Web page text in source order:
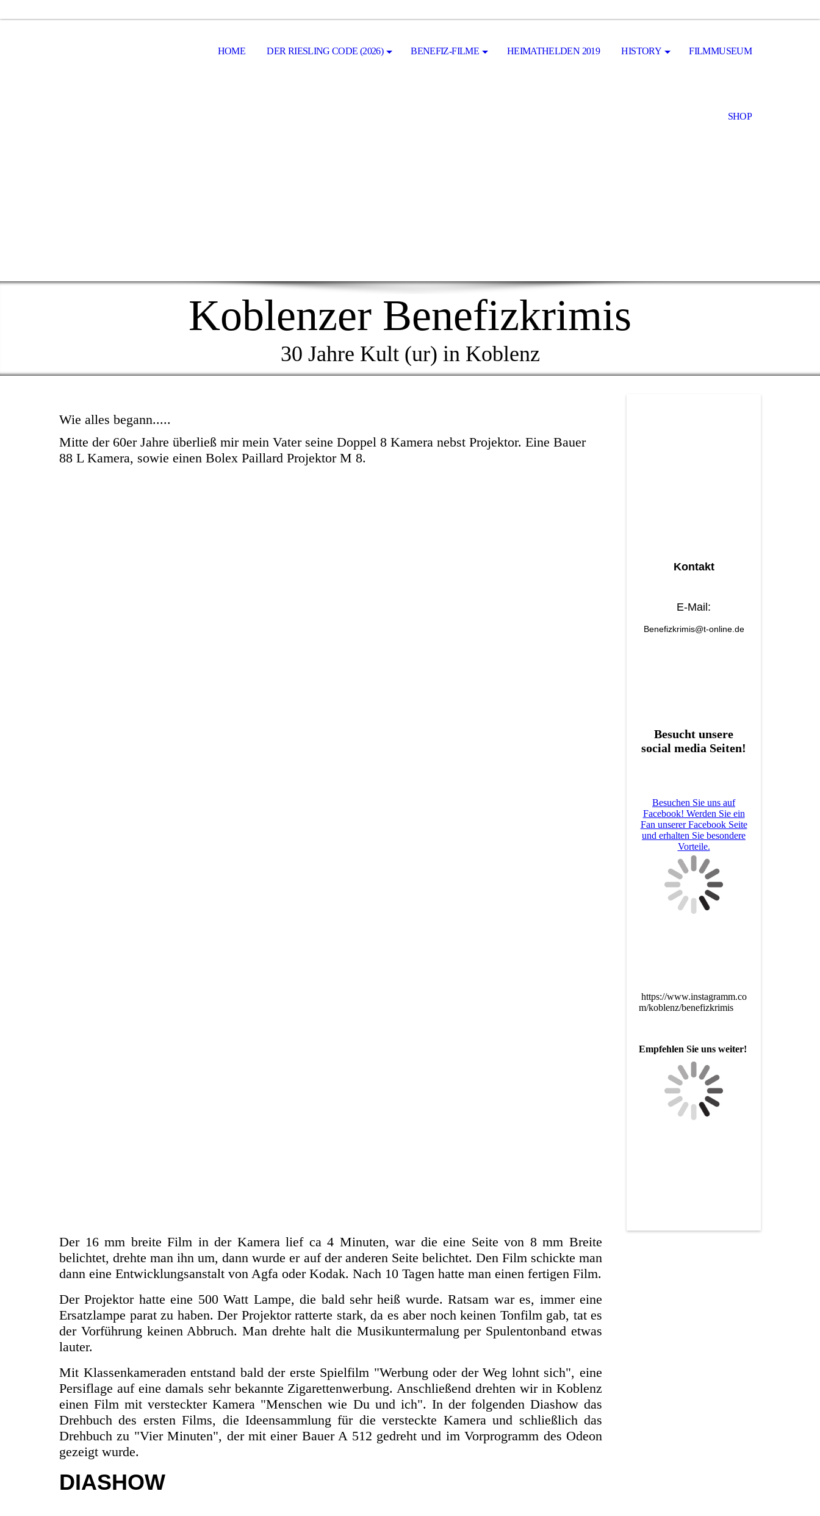
HOME DER RIESLING CODE (2026) BENEFIZ-FILME HEIMATHELDEN 2019 HISTORY FILMMUSEUM
SHOP
Koblenzer Benefizkrimis
30 Jahre Kult (ur) in Koblenz
Wie alles begann.....
Mitte der 60er Jahre überließ mir mein Vater seine Doppel 8 Kamera nebst Projektor. Eine Bauer
88 L Kamera, sowie einen Bolex Paillard Projektor M 8.
Der 16 mm breite Film in der Kamera lief ca 4 Minuten, war die eine Seite von 8 mm Breite
belichtet, drehte man ihn um, dann wurde er auf der anderen Seite belichtet. Den Film schickte man
dann eine Entwicklungsanstalt von Agfa oder Kodak. Nach 10 Tagen hatte man einen fertigen Film.
Der Projektor hatte eine 500 Watt Lampe, die bald sehr heiß wurde. Ratsam war es, immer eine
Ersatzlampe parat zu haben. Der Projektor ratterte stark, da es aber noch keinen Tonfilm gab, tat es
der Vorführung keinen Abbruch. Man drehte halt die Musikuntermalung per Spulentonband etwas
lauter.
Mit Klassenkameraden entstand bald der erste Spielfilm "Werbung oder der Weg lohnt sich", eine
Persiflage auf eine damals sehr bekannte Zigarettenwerbung. Anschließend drehten wir in Koblenz
einen Film mit versteckter Kamera "Menschen wie Du und ich". In der folgenden Diashow das
Drehbuch des ersten Films, die Ideensammlung für die versteckte Kamera und schließlich das
Drehbuch zu "Vier Minuten", der mit einer Bauer A 512 gedreht und im Vorprogramm des Odeon
gezeigt wurde.
DIASHOW
Kontakt
E-Mail:
Benefizkrimis@t-online.de
Besucht unsere
social media Seiten!
Besuchen Sie uns auf
Facebook! Werden Sie ein
Fan unserer Facebook Seite
und erhalten Sie besondere
Vorteile.
https://www.instagramm.co
m/koblenz/benefizkrimis
Empfehlen Sie uns weiter!